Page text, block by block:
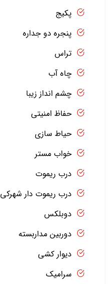
پکیج
پنجره دو جداره
تراس
چاه آب
چشم انداز زیبا
حفاظ امنیتی
حیاط سازی
خواب مستر
درب ریموت
درب ریموت دار شهرکی
دوبلکس
دوربین مداربسته
دیوار کشی
سرامیک